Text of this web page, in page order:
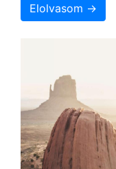
Elolvasom →